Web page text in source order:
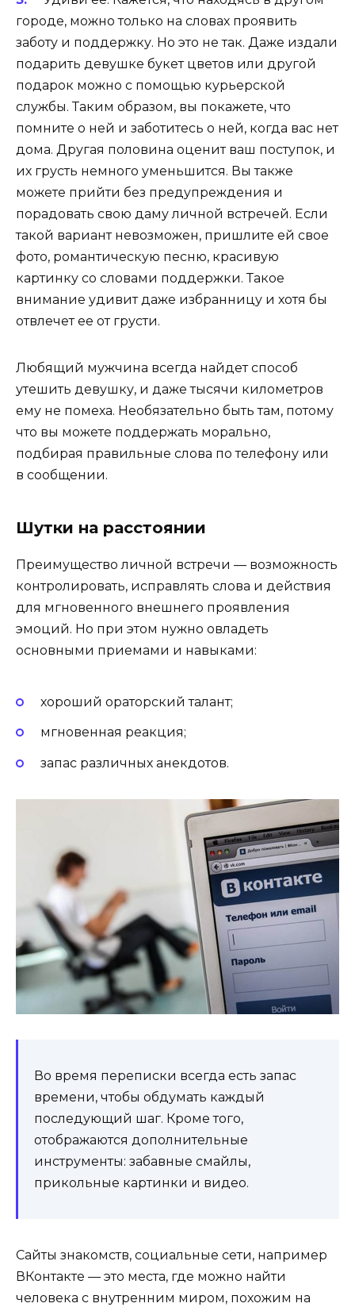
городе, можно только на словах проявить
заботу и поддержку. Но это не так. Даже издали
подарить девушке букет цветов или другой
подарок можно с помощью курьерской
службы. Таким образом, вы покажете, что
помните о ней и заботитесь о ней, когда вас нет
дома. Другая половина оценит ваш поступок, и
их грусть немного уменьшится. Вы также
можете прийти без предупреждения и
порадовать свою даму личной встречей. Если
такой вариант невозможен, пришлите ей свое
фото, романтическую песню, красивую
картинку со словами поддержки. Такое
внимание удивит даже избранницу и хотя бы
отвлечет ее от грусти.
Любящий мужчина всегда найдет способ
утешить девушку, и даже тысячи километров
ему не помеха. Необязательно быть там, потому
что вы можете поддержать морально,
подбирая правильные слова по телефону или
в сообщении.
Шутки на расстоянии
Преимущество личной встречи — возможность
контролировать, исправлять слова и действия
для мгновенного внешнего проявления
эмоций. Но при этом нужно овладеть
основными приемами и навыками:
хороший ораторский талант;
мгновенная реакция;
запас различных анекдотов.
Во время переписки всегда есть запас
времени, чтобы обдумать каждый
последующий шаг. Кроме того,
отображаются дополнительные
инструменты: забавные смайлы,
прикольные картинки и видео.
Сайты знакомств, социальные сети, например
ВКонтакте — это места, где можно найти
человека с внутренним миром, похожим на